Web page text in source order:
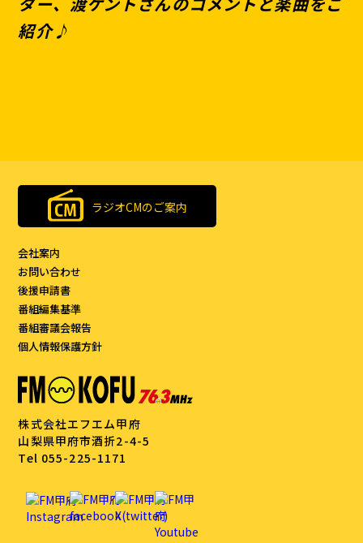
紹介♪
ラジオCMのご案内
会社案内
お問い合わせ
後援申請書
番組編集基準
番組審議会報告
個人情報保護方針
株式会社エフエム甲府
山梨県甲府市酒折2-4-5
Tel 055-225-1171